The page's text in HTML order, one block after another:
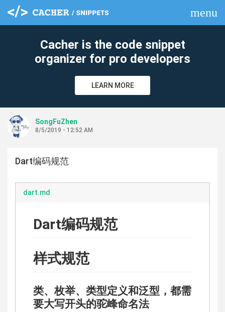
menu
Cacher is the code snippet
organizer for pro developers
LEARN MORE
SongFuZhen
8/5/2019 - 12:52 AM
Dart编码规范
dart.md
Dart编码规范
样式规范
类、枚举、类型定义和泛型，都需
要大写开头的驼峰命名法
clear